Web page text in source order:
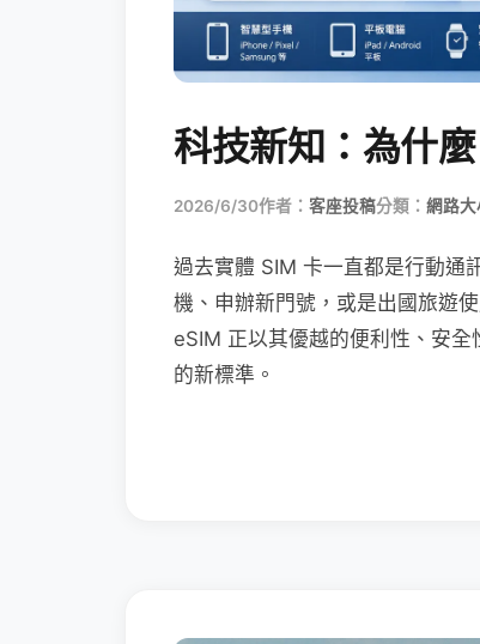
科技新知：為什
2026/6/30作者： 客座投稿分類： 網路大
過去實體 SIM 卡一直都是行動通
機、申辦新門號，或是出國旅遊
eSIM 正以其優越的便利性、安
的新標準。